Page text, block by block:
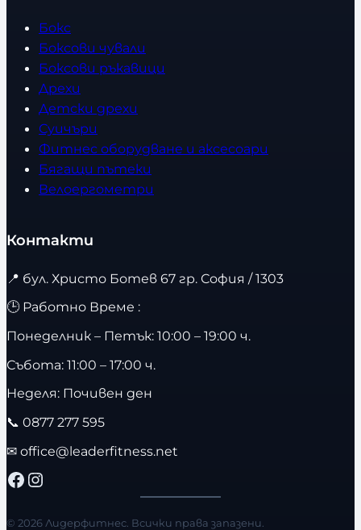
Бокс
Боксови чували
Боксови ръкавици
Дрехи
Детски дрехи
Суичъри
Фитнес оборудване и аксесоари
Бягащи пътеки
Велоергометри
Контакти
📍 бул. Христо Ботев 67 гр. София / 1303
🕒 Работно Време :
Понеделник – Петък: 10:00 – 19:00 ч.
Събота: 11:00 – 17:00 ч.
Неделя: Почивен ден
📞 0877 277 595
✉ office@leaderfitness.net
Facebook Instagram
© 2026 Лидерфитнес. Всички права запазени.